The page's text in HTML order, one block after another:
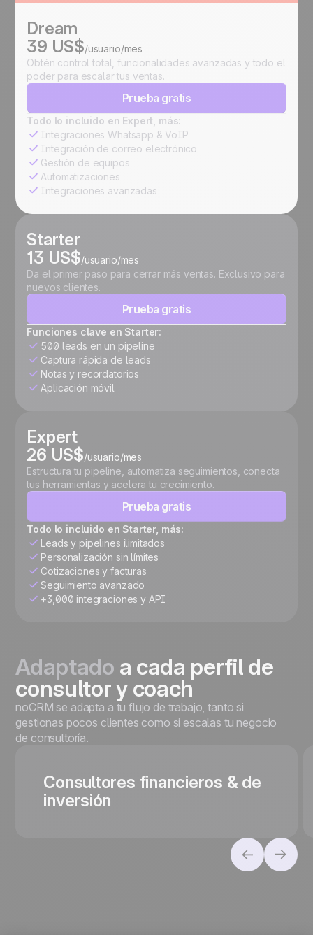
Starter
13 US$/usuario/mes
Da el primer paso para cerrar más ventas. Exclusivo para
nuevos clientes.
Prueba gratis
Funciones clave en Starter:
500 leads en un pipeline
Captura rápida de leads
Notas y recordatorios
Aplicación móvil
Expert
26 US$/usuario/mes
Estructura tu pipeline, automatiza seguimientos, conecta
tus herramientas y acelera tu crecimiento.
Prueba gratis
Todo lo incluido en Starter, más:
Leads y pipelines ilimitados
Personalización sin límites
Cotizaciones y facturas
Seguimiento avanzado
+3,000 integraciones y API
Dream
39 US$/usuario/mes
Obtén control total, funcionalidades avanzadas y todo el
poder para escalar tus ventas.
Prueba gratis
Todo lo incluido en Expert, más:
Integraciones Whatsapp & VoIP
Integración de correo electrónico
Gestión de equipos
Automatizaciones
Integraciones avanzadas
Adaptado a cada perfil de
consultor y coach
noCRM se adapta a tu flujo de trabajo, tanto si
gestionas pocos clientes como si escalas tu negocio
de consultoría.
Consultores financieros & de
inversión